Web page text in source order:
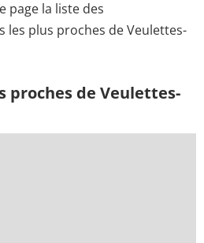
page la liste des
les plus proches de Veulettes-
proches de Veulettes-